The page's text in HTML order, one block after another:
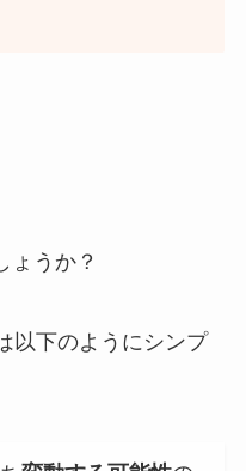
ょうか？
以下のようにシンプ